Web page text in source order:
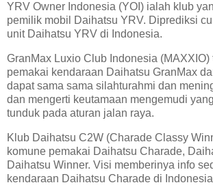
YRV Owner Indonesia (YOI) ialah klub
pemilik mobil Daihatsu YRV. Diprediksi
unit Daihatsu YRV di Indonesia.
GranMax Luxio Club Indonesia (MAXXIO)
pemakai kendaraan Daihatsu GranMax
dapat sama sama silahturahmi dan
dan mengerti keutamaan mengemudi
tunduk pada aturan jalan raya.
Klub Daihatsu C2W (Charade Classy
komune pemakai Daihatsu Charade,
Daihatsu Winner. Visi memberinya info
kendaraan Daihatsu Charade di